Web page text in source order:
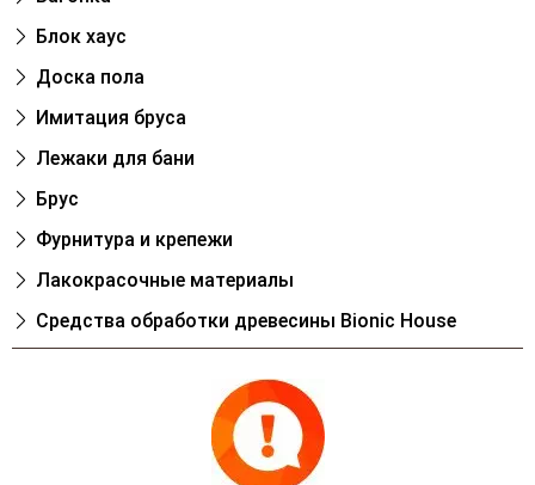
Блок хаус
Доска пола
Имитация бруса
Лежаки для бани
Брус
Фурнитура и крепежи
Лакокрасочные материалы
Cредства обработки древесины Bionic House